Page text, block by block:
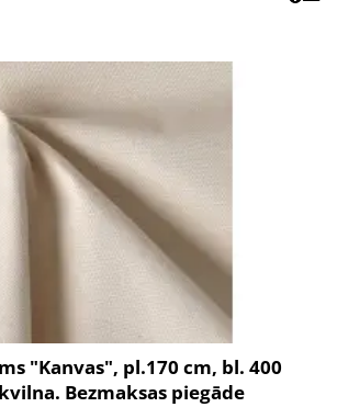
"Kanvas", pl.170 cm, bl. 400
Bezmaksas piegāde